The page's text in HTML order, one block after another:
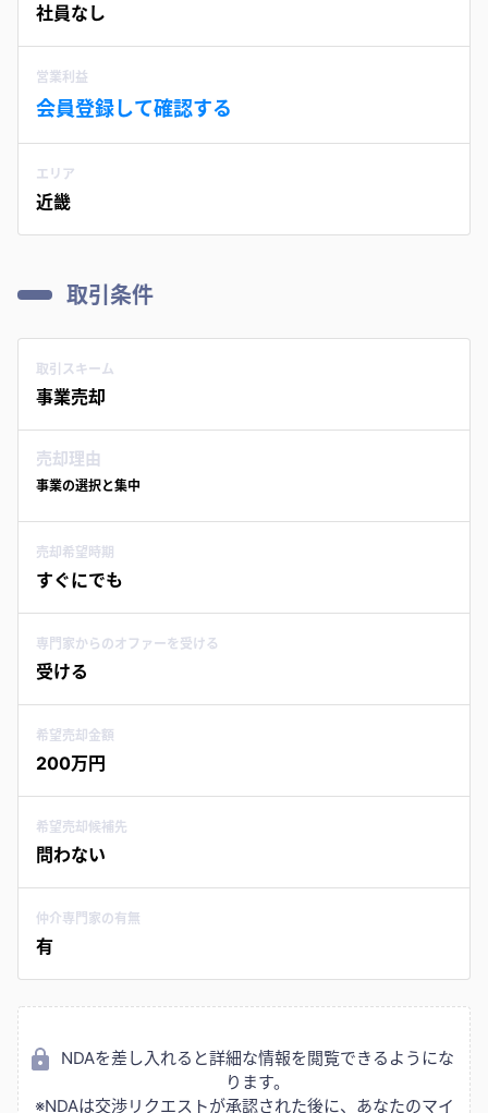
社員なし
営業利益
会員登録して確認する
エリア
近畿
取引条件
取引スキーム
事業売却
売却理由
事業の選択と集中
売却希望時期
すぐにでも
専門家からのオファーを受ける
受ける
希望売却金額
200万円
希望売却候補先
問わない
仲介専門家の有無
有
NDAを差し入れると詳細な情報を閲覧できるようにな
ります。
※NDAは交渉リクエストが承認された後に、あなたのマイ